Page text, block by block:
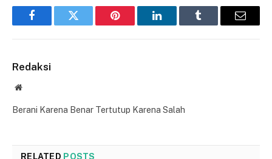
FacebookTwitter Pinterest LinkedInTumblr Email
Redaksi
Website
Berani Karena Benar Tertutup Karena Salah
RELATED POSTS